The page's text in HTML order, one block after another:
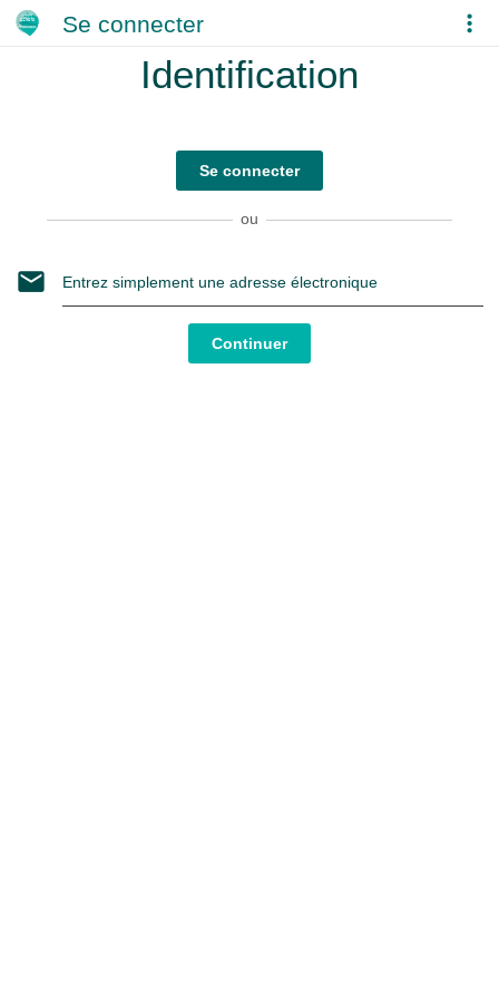
Se connecter
Identification
Se connecter
ou
Continuer